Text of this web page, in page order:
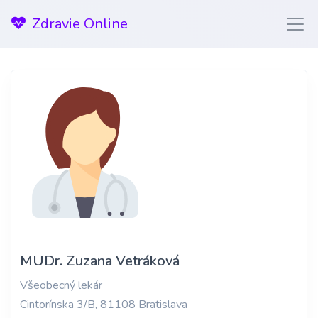
Zdravie Online
MUDr. Zuzana Vetráková
Všeobecný lekár
Cintorínska 3/B, 81108 Bratislava